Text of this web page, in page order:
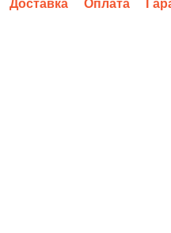
Доставка Оплата